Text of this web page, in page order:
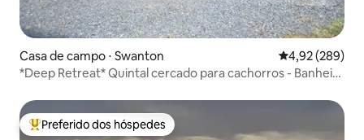
Casa de campo ⋅ Swanton 4,92 de uma
4,92 (289)
*Deep Retreat* Quintal cercado para cachorros - Banheira
Entre os melhores preferidos dos hóspedes
Preferido dos hóspedes